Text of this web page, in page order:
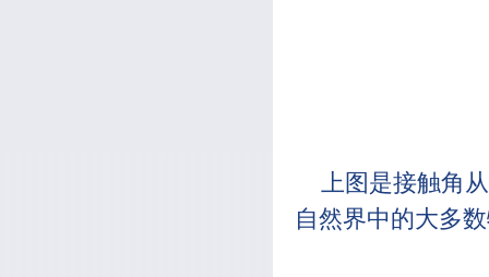
上图是接触角
自然界中的大多